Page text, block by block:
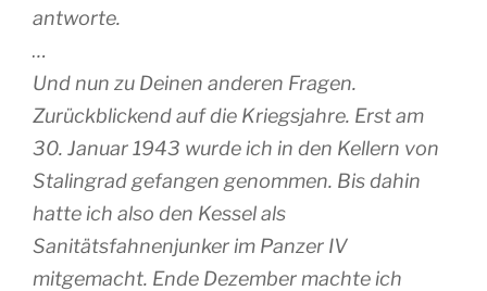
antworte.
…
Und nun zu Deinen anderen Fragen.
Zurückblickend auf die Kriegsjahre. Erst am
30. Januar 1943 wurde ich in den Kellern von
Stalingrad gefangen genommen. Bis dahin
hatte ich also den Kessel als
Sanitätsfahnenjunker im Panzer IV
mitgemacht. Ende Dezember machte ich